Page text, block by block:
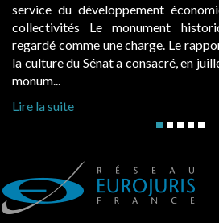
service du développement
collectivités Le monument
regardé comme une charge. Le
la culture du Sénat a consacré, en
monum...
Lire la suite